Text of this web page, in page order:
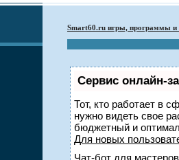
Smart60.ru игры, программы и
Сервис онлайн-
Тот, кто работает в
нужно видеть свое
бюджетный и
Для новых
Чат-бот для